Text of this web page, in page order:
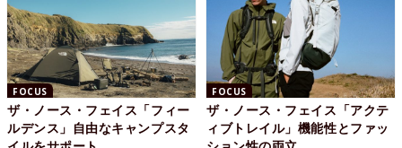
FOCUS
ザ・ノース・フェイス「フィー
ルデンス」自由なキャンプスタ
FOCUS
ザ・ノース・フェイス「アクテ
ィブトレイル」機能性とファッ